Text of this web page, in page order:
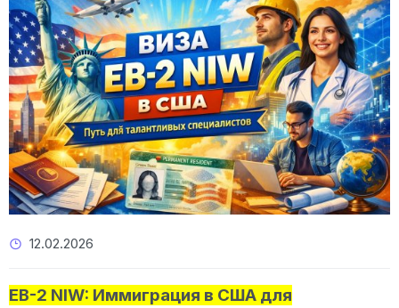
12.02.2026
EB-2 NIW: Иммиграция в США для